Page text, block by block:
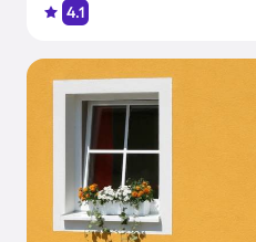
4.1